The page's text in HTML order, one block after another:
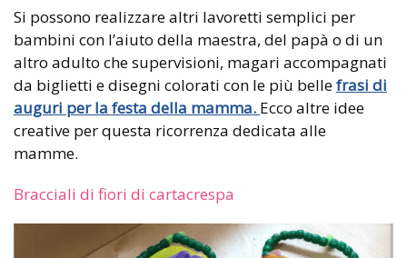
Si possono realizzare altri lavoretti semplici per
bambini con l’aiuto della maestra, del papà o di un
altro adulto che supervisioni, magari accompagnati
da biglietti e disegni colorati con le più bellefrasi di
auguri per la festa della mamma. Ecco altre idee
creative per questa ricorrenza dedicata alle
mamme.
Bracciali di fiori di cartacrespa